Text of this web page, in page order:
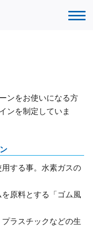
ンをお使いになる方
ンを制定していま
する事。水素ガスの
原料とする「ゴム風
ラスチックなどの生